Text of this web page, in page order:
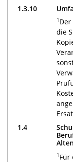
1.3.10
1
die
1.4
1 Für